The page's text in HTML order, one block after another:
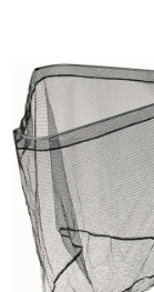
0,0
5
hvězdiček.